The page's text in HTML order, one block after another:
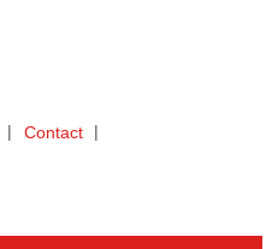
Contact